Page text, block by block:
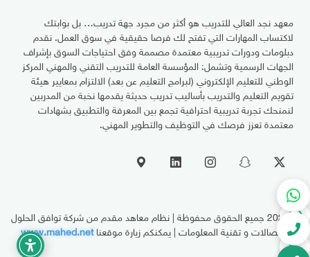
معهد نجد العالي للتدريب هو أكثر من مجرد جهة تدريب… بل بوابتك
لاكتساب المهارات التي تفتح لك فرصا حقيقية في سوق العمل. نقدم
دبلومات ودورات تدريبية معتمدة مصممة وفق احتياجات السوق بإشراف
الجهات الرسمية وتشمل: المؤسسة العامة للتدريب التقني والمهني المركز
الوطني للتعليم الإلكتروني (لبرامج التعليم عن بعد) الالتزام بمعايير هيئة
تقويم التعليم والتدريب بأساليب تدريب حديثة يقدمها نخبة من المدربين
لنمنحك تجربة تدريبية احترافية تجمع بين المعرفة والتطبيق بشهادات
معتمدة تعزز فرصك في التوظيف والتطوير المهني.
© 2026
جميع الحقوق محفوظة | نظام معاهد مقدم من شركة توافق الحلول
للإتصالات و تقنية المعلومات | يمكنكم زيارة موقعناwww.mahed.net